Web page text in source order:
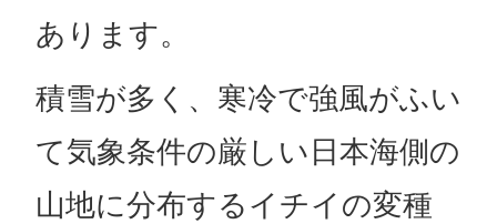
あります。
積雪が多く、寒冷で強風がふい
て気象条件の厳しい日本海側の
山地に分布するイチイの変種